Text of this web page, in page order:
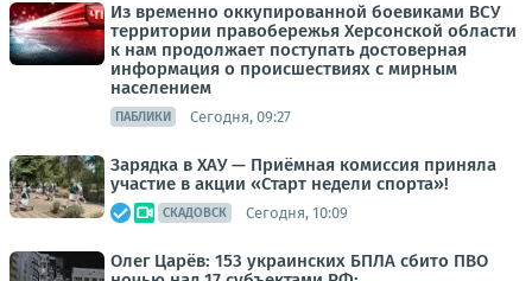
Из временно оккупированной боевиками ВСУ
территории правобережья Херсонской области
к нам продолжает поступать достоверная
информация о происшествиях с мирным
населением
ПАБЛИКИ Сегодня, 09:27
Зарядка в ХАУ — Приёмная комиссия приняла
участие в акции «Старт недели спорта»!
СКАДОВСК Сегодня, 10:09
Олег Царёв: 153 украинских БПЛА сбито ПВО